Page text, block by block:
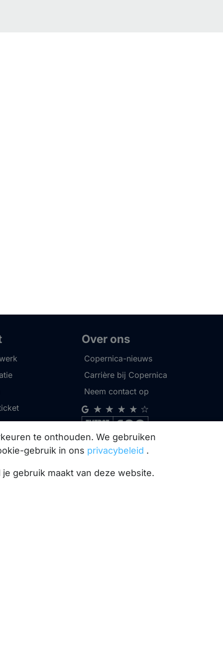
Over ons
Copernica-nieuws
Carrière bij Copernica
Neem contact op
te onthouden. We gebruiken
gebruik in ons privacybeleid .
gebruik maakt van deze website.